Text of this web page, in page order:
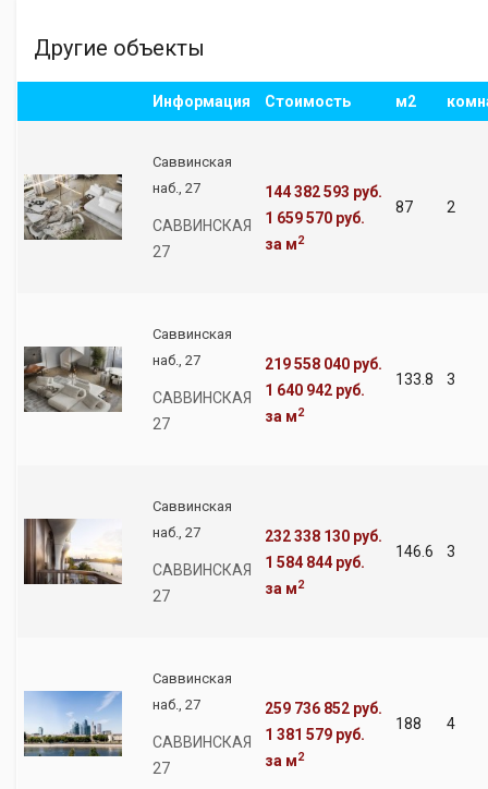
Другие объекты
Информация Стоимость м2
Саввинская
наб., 27
САВВИНСКАЯ
27
144 382 593 руб.
1 659 570 руб.
за м2
87 2
Саввинская
наб., 27
САВВИНСКАЯ
27
219 558 040 руб.
1 640 942 руб.
за м2
133.8 3
Саввинская
наб., 27
САВВИНСКАЯ
27
232 338 130 руб.
1 584 844 руб.
за м2
146.6 3
Саввинская
наб., 27
САВВИНСКАЯ
27
259 736 852 руб.
1 381 579 руб.
за м2
188 4